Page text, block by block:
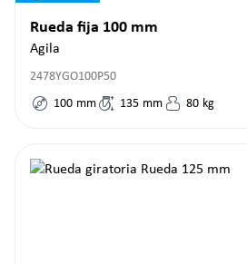
Rueda fija 100 mm
Agila
2478YGO100P50
100 mm 135 mm 80 kg